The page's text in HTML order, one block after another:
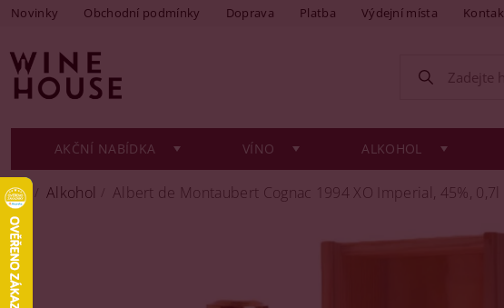
Novinky Obchodní podmínky Doprava Platba Výdejní místa
AKČNÍ NABÍDKA VÍNO ALKOHOL
Alkohol Albert de Montaubert Cognac 1994 XO Imperial, 45%, 0,7l